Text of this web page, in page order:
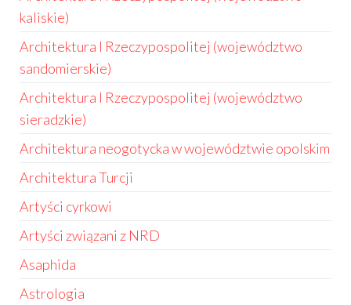
kaliskie)
Architektura I Rzeczypospolitej (województwo
sandomierskie)
Architektura I Rzeczypospolitej (województwo
sieradzkie)
Architektura neogotycka w województwie opolskim
Architektura Turcji
Artyści cyrkowi
Artyści związani z NRD
Asaphida
Astrologia